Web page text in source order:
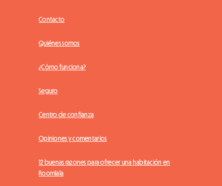
Contacto
Quiénes somos
¿Cómo funciona?
Seguro
Centro de confianza
Opiniones y comentarios
12 buenas razones para ofrecer una habitación en
Roomlala